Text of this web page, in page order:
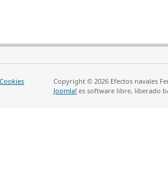
Copyright © 2026 Efectos navales
Joomla! es software libre, liberado